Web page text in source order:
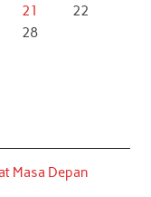
21
22
28
Masa Depan